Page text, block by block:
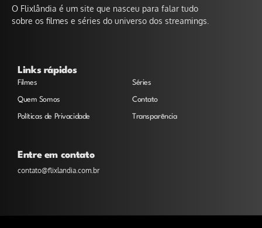
O Flixlândia é um site que nasceu para falar tudo
sobre os filmes e séries do universo dos streamings.
Links rápidos
Filmes Séries
Quem Somos Contato
Políticas de Privacidade Transparência
Entre em contato
contato@flixlandia.com.br